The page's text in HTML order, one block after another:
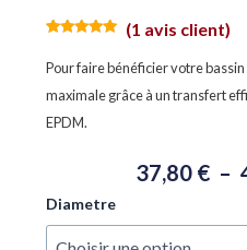
sur 5
basé sur
client
(1 avis client)
Pour faire bénéficier votre
maximale grâce à un transfert
EPDM.
37,80 € –
Diametre
quantité
de
DIFFUSEUR